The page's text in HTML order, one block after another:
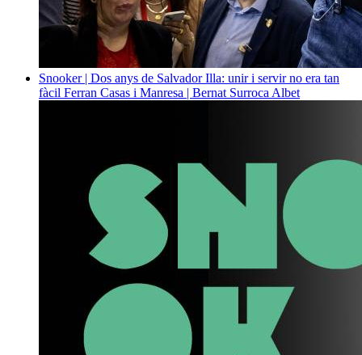
Snooker | Dos anys de Salvador Illa: unir i servir no era tan
fàcil Ferran Casas i Manresa | Bernat Surroca Albet